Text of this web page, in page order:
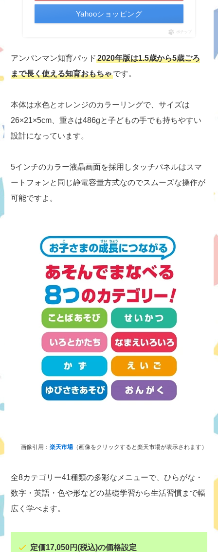
Yahooショッピング
ポチップ
アンパンマン知育パッド2020年版は1.5歳から5歳ごろ
まで長く使える知育おもちゃです。
本体は水色とオレンジのカラーリングで、サイズは
26×21×5cm、重さは486gと子どもの手でも持ちやすい
設計になっています。
5インチのカラー液晶画面を採用しタッチパネルはスマ
ートフォンと同じ静電容量方式なのでスムーズな操作が
可能ですよ。
画像引用： 楽天市場（画像をクリックすると楽天市場が表示されます）
全8カテゴリー41種類の多彩なメニューで、ひらがな・
数字・英語・色や形などの基礎学習から生活習慣まで幅
広く学べます。
定価17,050円(税込)の価格設定